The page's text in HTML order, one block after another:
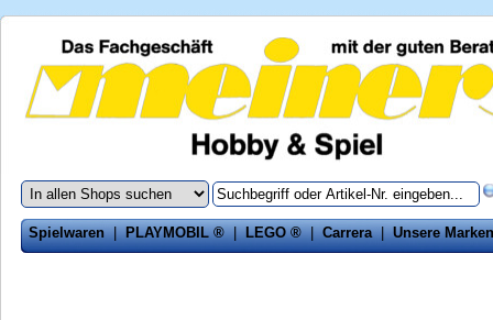
Spielwaren|PLAYMOBIL ®|LEGO ®|Carrera|Unsere Marken